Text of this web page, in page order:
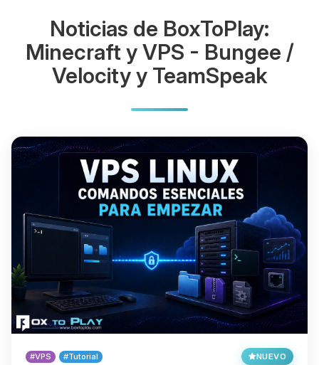
Noticias de BoxToPlay:
Minecraft y VPS - Bungee /
Velocity y TeamSpeak
#VPS #Tutorial NUEVO